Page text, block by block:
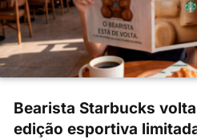
Bearista Starbucks
edição esportiva